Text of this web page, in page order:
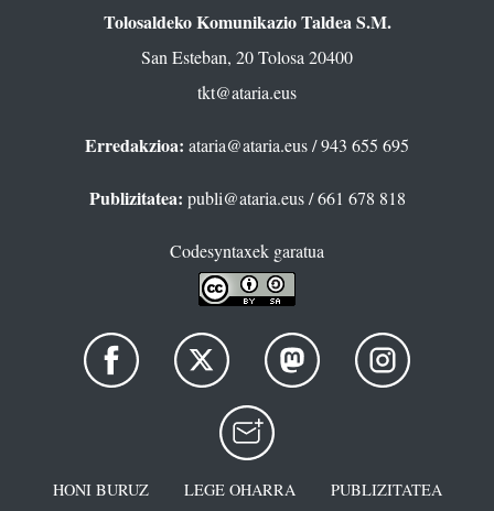
Tolosaldeko Komunikazio Taldea S.M.
San Esteban, 20 Tolosa 20400
tkt@ataria.eus
Erredakzioa: ataria@ataria.eus/ 943 655 695
Publizitatea: publi@ataria.eus/ 661 678 818
Codesyntaxek garatua
HONI BURUZ LEGE OHARRA
PUBLIZITATEA